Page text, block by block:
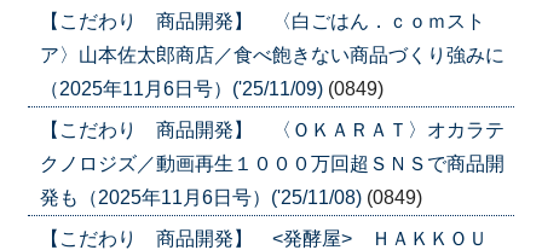
【こだわり 商品開発】 〈白ごはん．ｃｏｍスト
ア〉山本佐太郎商店／食べ飽きない商品づくり強みに
（2025年11月6日号）('25/11/09) (0849)
【こだわり 商品開発】 〈ＯＫＡＲＡＴ〉オカラテ
クノロジズ／動画再生１０００万回超ＳＮＳで商品開
発も（2025年11月6日号）('25/11/08) (0849)
【こだわり 商品開発】 <発酵屋> ＨＡＫＫＯＵ